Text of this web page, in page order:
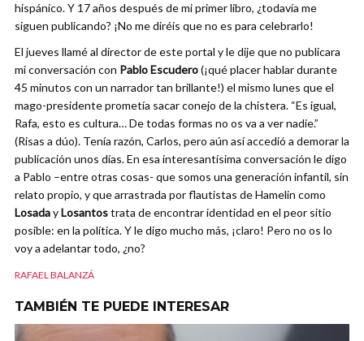
hispánico. Y 17 años después de mi primer libro, ¿todavía me
siguen publicando? ¡No me diréis que no es para celebrarlo!
El jueves llamé al director de este portal y le dije que no publicara
mi conversación con Pablo Escudero(¡qué placer hablar durante
45 minutos con un narrador tan brillante!) el mismo lunes que el
mago-presidente prometía sacar conejo de la chistera. “Es igual,
Rafa, esto es cultura… De todas formas no os va a ver nadie.”
(Risas a dúo). Tenía razón, Carlos, pero aún así accedió a demorar la
publicación unos días. En esa interesantísima conversación le digo
a Pablo –entre otras cosas- que somos una generación infantil, sin
relato propio, y que arrastrada por flautistas de Hamelin como
LosadayLosantostrata de encontrar identidad en el peor sitio
posible: en la política. Y le digo mucho más, ¡claro! Pero no os lo
voy a adelantar todo, ¿no?
RAFAEL BALANZÁ
TAMBIÉN TE PUEDE INTERESAR